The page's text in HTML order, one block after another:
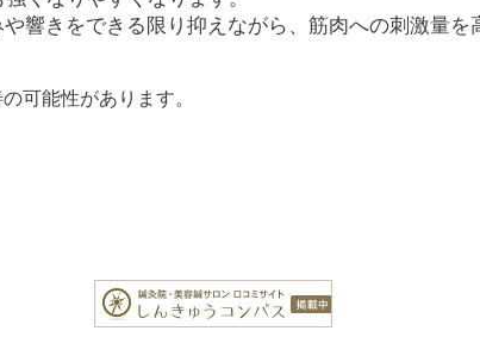
響きをできる限り抑えながら、筋肉への刺激量を
可能性があります。